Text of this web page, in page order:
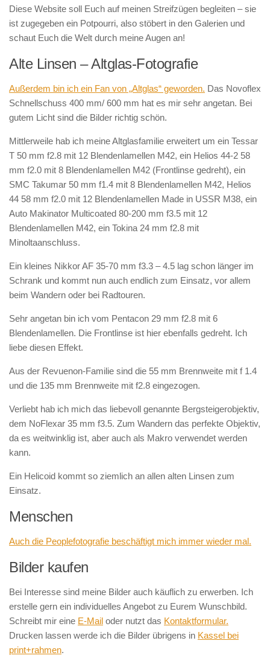
Diese Website soll Euch auf meinen Streifzügen begleiten – sie
ist zugegeben ein Potpourri, also stöbert in den Galerien und
schaut Euch die Welt durch meine Augen an!
Alte Linsen – Altglas-Fotografie
Außerdem bin ich ein Fan von „Altglas“ geworden. Das Novoflex
Schnellschuss 400 mm/ 600 mm hat es mir sehr angetan. Bei
gutem Licht sind die Bilder richtig schön.
Mittlerweile hab ich meine Altglasfamilie erweitert um ein Tessar
T 50 mm f2.8 mit 12 Blendenlamellen M42, ein Helios 44-2 58
mm f2.0 mit 8 Blendenlamellen M42 (Frontlinse gedreht), ein
SMC Takumar 50 mm f1.4 mit 8 Blendenlamellen M42, Helios
44 58 mm f2.0 mit 12 Blendenlamellen Made in USSR M38, ein
Auto Makinator Multicoated 80-200 mm f3.5 mit 12
Blendenlamellen M42, ein Tokina 24 mm f2.8 mit
Minoltaanschluss.
Ein kleines Nikkor AF 35-70 mm f3.3 – 4.5 lag schon länger im
Schrank und kommt nun auch endlich zum Einsatz, vor allem
beim Wandern oder bei Radtouren.
Sehr angetan bin ich vom Pentacon 29 mm f2.8 mit 6
Blendenlamellen. Die Frontlinse ist hier ebenfalls gedreht. Ich
liebe diesen Effekt.
Aus der Revuenon-Familie sind die 55 mm Brennweite mit f 1.4
und die 135 mm Brennweite mit f2.8 eingezogen.
Verliebt hab ich mich das liebevoll genannte Bergsteigerobjektiv,
dem NoFlexar 35 mm f3.5. Zum Wandern das perfekte Objektiv,
da es weitwinklig ist, aber auch als Makro verwendet werden
kann.
Ein Helicoid kommt so ziemlich an allen alten Linsen zum
Einsatz.
Menschen
Auch die Peoplefotografie beschäftigt mich immer wieder mal.
Bilder kaufen
Bei Interesse sind meine Bilder auch käuflich zu erwerben. Ich
erstelle gern ein individuelles Angebot zu Eurem Wunschbild.
Schreibt mir eine E-Mail oder nutzt das Kontaktformular.
Drucken lassen werde ich die Bilder übrigens in Kassel bei
print+rahmen.